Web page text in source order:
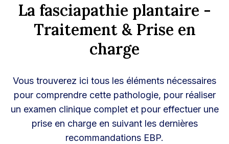
La fasciapathie plantaire -
Traitement & Prise en
charge
Vous trouverez ici tous les éléments nécessaires
pour comprendre cette pathologie, pour réaliser
un examen clinique complet et pour effectuer une
prise en charge en suivant les dernières
recommandations EBP.